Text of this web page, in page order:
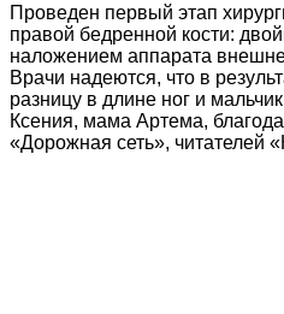
Проведен первый этап
правой бедренной кости:
наложением аппарата
Врачи надеются, что в
разницу в длине ног и
Ксения, мама Артема,
«Дорожная сеть», читателей